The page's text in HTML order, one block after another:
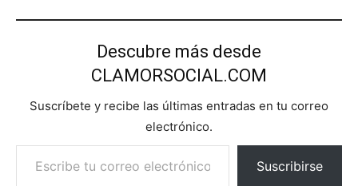
Descubre más desde
CLAMORSOCIAL.COM
Suscríbete y recibe las últimas entradas en tu correo
electrónico.
Escribe tu correo electrónico…
Suscribirse